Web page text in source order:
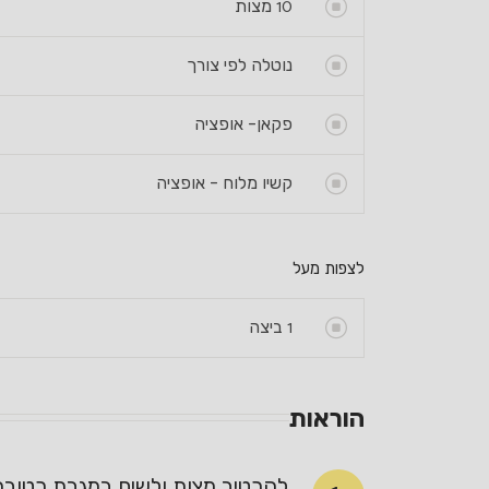
10 מצות
נוטלה לפי צורך
פקאן- אופציה
קשיו מלוח - אופציה
לצפות מעל
1 ביצה
הוראות